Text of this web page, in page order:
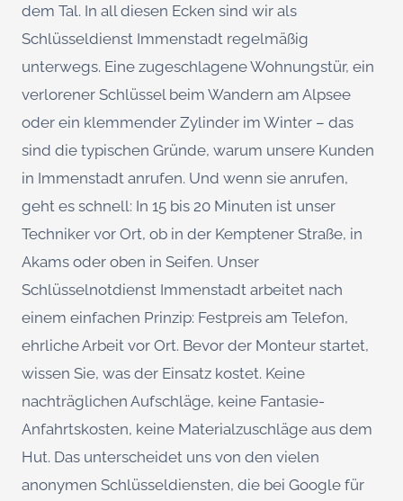
dem Tal. In all diesen Ecken sind wir als
Schlüsseldienst Immenstadt regelmäßig
unterwegs. Eine zugeschlagene Wohnungstür, ein
verlorener Schlüssel beim Wandern am Alpsee
oder ein klemmender Zylinder im Winter – das
sind die typischen Gründe, warum unsere Kunden
in Immenstadt anrufen. Und wenn sie anrufen,
geht es schnell: In 15 bis 20 Minuten ist unser
Techniker vor Ort, ob in der Kemptener Straße, in
Akams oder oben in Seifen. Unser
Schlüsselnotdienst Immenstadt arbeitet nach
einem einfachen Prinzip: Festpreis am Telefon,
ehrliche Arbeit vor Ort. Bevor der Monteur startet,
wissen Sie, was der Einsatz kostet. Keine
nachträglichen Aufschläge, keine Fantasie-
Anfahrtskosten, keine Materialzuschläge aus dem
Hut. Das unterscheidet uns von den vielen
anonymen Schlüsseldiensten, die bei Google für